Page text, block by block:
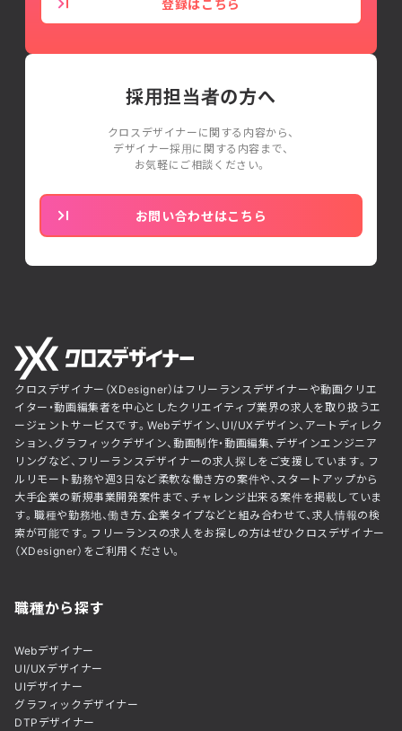
採用担当者の方へ
クロスデザイナーに関する内容から、
デザイナー採用に関する内容まで、
お気軽にご相談ください。
お問い合わせはこちら
クロスデザイナー（XDesigner）はフリーランスデザイナーや動画クリエ
イター・動画編集者を中心としたクリエイティブ業界の求人を取り扱うエ
ージェントサービスです。Webデザイン、UI/UXデザイン、アートディレク
ション、グラフィックデザイン、動画制作・動画編集、デザインエンジニア
リングなど、フリーランスデザイナーの求人探しをご支援しています。フ
ルリモート勤務や週3日など柔軟な働き方の案件や、スタートアップから
大手企業の新規事業開発案件まで、チャレンジ出来る案件を掲載していま
す。職種や勤務地、働き方、企業タイプなどと組み合わせて、求人情報の検
索が可能です。フリーランスの求人をお探しの方はぜひクロスデザイナー
（XDesigner）をご利用ください。
職種から探す
Webデザイナー
UI/UXデザイナー
UIデザイナー
グラフィックデザイナー
DTPデザイナー